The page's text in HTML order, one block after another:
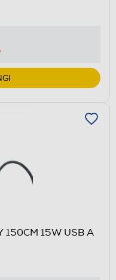
150CM 15W USB A